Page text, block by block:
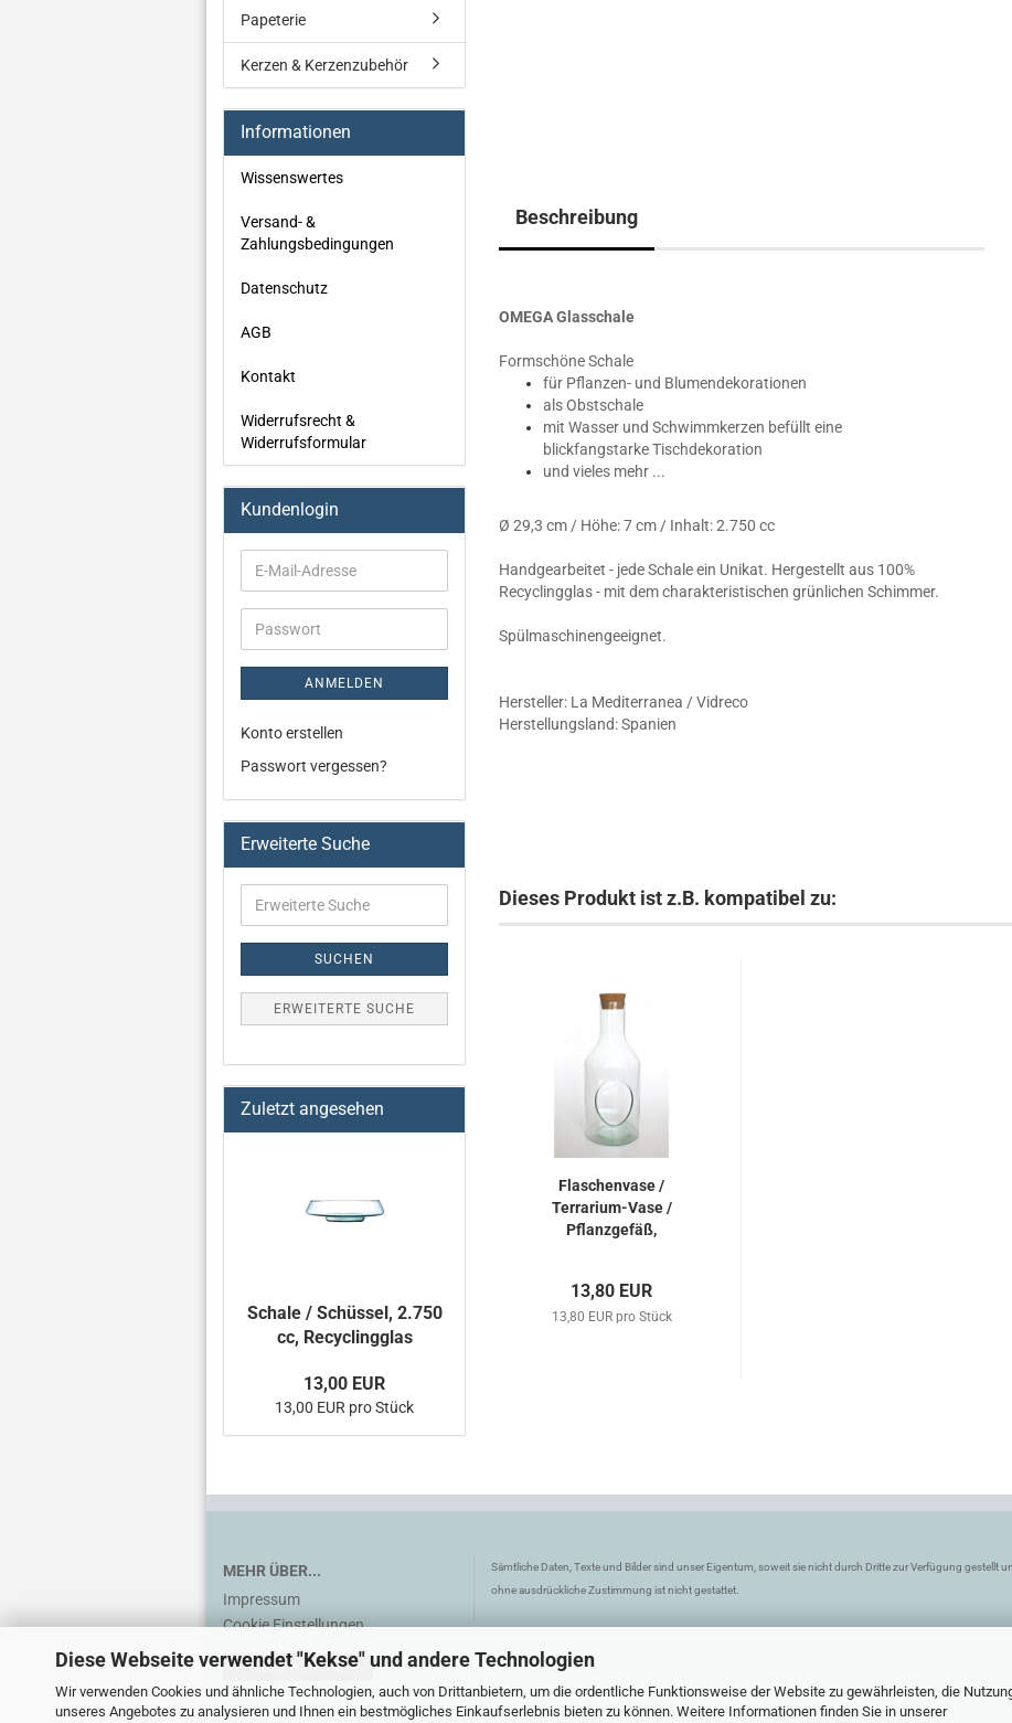
Diese Webseite verwendet "Kekse" und andere Technologien
Wir verwenden Cookies und ähnliche Technologien, auch von Drittanbietern, um die ordentliche Funktionsweise der Website zu gewährleisten, die
unseres Angebotes zu analysieren und Ihnen ein bestmögliches Einkaufserlebnis bieten zu können. Weitere Informationen finden Sie in unserer
Beschreibung
OMEGA Glasschale
Formschöne Schale
für Pflanzen- und Blumendekorationen
als Obstschale
mit Wasser und Schwimmkerzen befüllt eine
blickfangstarke Tischdekoration
und vieles mehr ...
Ø 29,3 cm / Höhe: 7 cm / Inhalt: 2.750 cc
Handgearbeitet - jede Schale ein Unikat. Hergestellt aus 100%
Recyclingglas - mit dem charakteristischen grünlichen Schimmer.
Spülmaschinengeeignet.
Hersteller: La Mediterranea / Vidreco
Herstellungsland: Spanien
Dieses Produkt ist z.B. kompatibel zu:
Flaschenvase /
Terrarium-Vase /
Pflanzgefäß,
13,80 EUR
13,80 EUR pro Stück
Papeterie
Kerzen & Kerzenzubehör
Informationen
Wissenswertes
Versand- &
Zahlungsbedingungen
Datenschutz
AGB
Kontakt
Widerrufsrecht &
Widerrufsformular
Kundenlogin
ANMELDEN
Konto erstellen
Passwort vergessen?
Erweiterte Suche
SUCHEN
ERWEITERTE SUCHE
Zuletzt angesehen
Schale / Schüssel, 2.750
cc, Recyclingglas
13,00 EUR
13,00 EUR pro Stück
MEHR ÜBER...
Impressum
Cookie Einstellungen
Sämtliche Daten, Texte und Bilder sind unser Eigentum, soweit sie nicht durch Dritte zur Verfügung gestellt
ohne ausdrückliche Zustimmung ist nicht gestattet.
Vertrag widerrufen